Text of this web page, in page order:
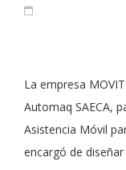
La empresa
Automaq SAECA,
Asistencia Móvil
encargó de diseñar